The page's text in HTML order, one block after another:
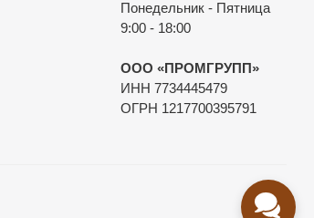
Понедельник - Пятница
9:00 - 18:00
ООО «ПРОМГРУПП»
ИНН 7734445479
ОГРН 1217700395791